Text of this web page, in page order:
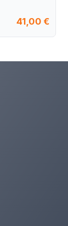
41,00 €